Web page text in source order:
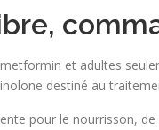
et adultes
destiné au
pour le nourrisson,